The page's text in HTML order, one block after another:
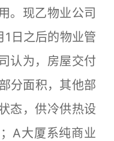
。现乙物业公司
1日之后的物业管
认为，房屋交付
分面积，其他部
态，供冷供热设
A大厦系纯商业